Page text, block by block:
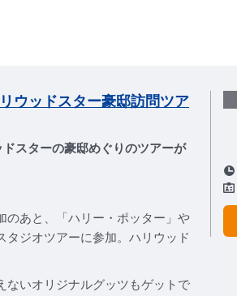
ウッドスター豪邸訪問ツア
スターの豪邸めぐりのツアーが
のあと、「ハリー・ポッター」や
タジオツアーに参加。ハリウッド
ないオリジナルグッツもゲットで